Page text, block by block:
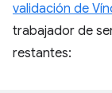
validación de
trabajador de
restantes: